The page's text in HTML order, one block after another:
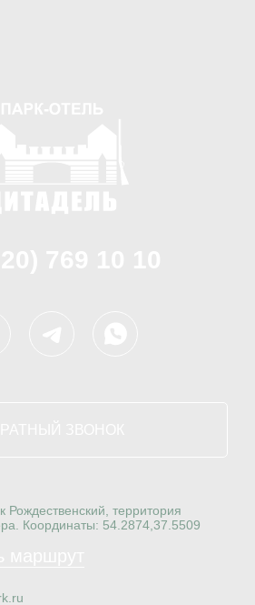
Рождественский, территория
Координаты: 54.2874,37.5509